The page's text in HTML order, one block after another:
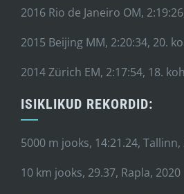
2016 Rio de Janeiro OM,
2015 Beijing MM, 2:20:34, 20.
2014 Zürich EM, 2:17:54, 18.
ISIKLIKUD REKORDID:
5000 m jooks, 14:21.24, Tallinn,
10 km jooks, 29.37, Rapla, 2020